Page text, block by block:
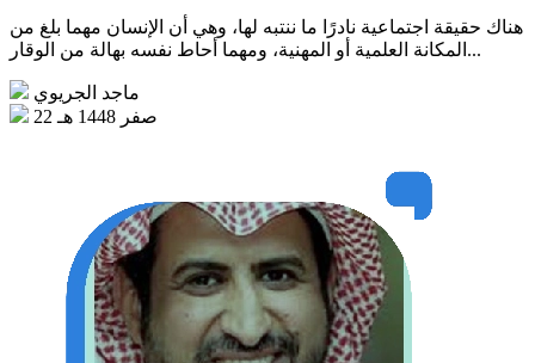
هناك حقيقة اجتماعية نادرًا ما ننتبه لها، وهي أن الإنسان مهما بلغ من
المكانة العلمية أو المهنية، ومهما أحاط نفسه بهالة من الوقار...
ماجد الجريوي
22 صفر 1448 هـ